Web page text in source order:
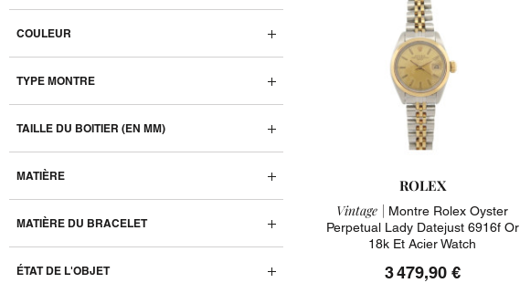
COULEUR
TYPE MONTRE
TAILLE DU BOITIER (EN MM)
MATIÈRE
MATIÈRE DU BRACELET
ÉTAT DE L'OBJET
ROLEX
Vintage | Montre Rolex Oyster
Perpetual Lady Datejust 6916f Or
18k Et Acier Watch
3 479,90 €